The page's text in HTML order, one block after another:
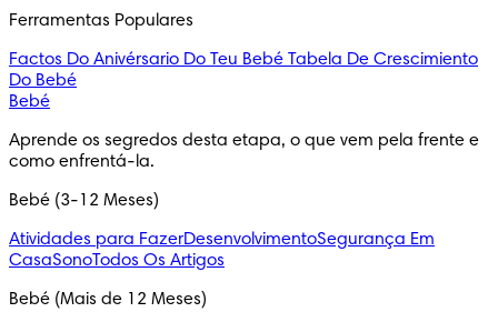
Ferramentas Populares
Factos Do Anivérsario Do Teu Bebé Tabela De Crescimiento
Do Bebé
Bebé
Aprende os segredos desta etapa, o que vem pela frente e
como enfrentá-la.
Bebé (3-12 Meses)
Atividades para FazerDesenvolvimentoSegurança Em
CasaSonoTodos Os Artigos
Bebé (Mais de 12 Meses)